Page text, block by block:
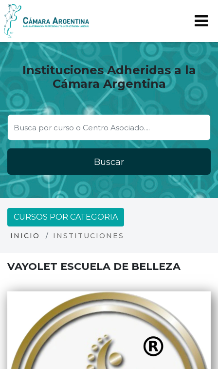
Instituciones Adheridas a la
Cámara Argentina
Buscar
CURSOS POR CATEGORIA
INICIO INSTITUCIONES
VAYOLET ESCUELA DE BELLEZA